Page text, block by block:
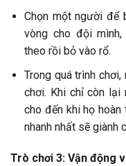
Chọn một người để
vòng cho đội
theo rồi bỏ vào rổ.
Trong quá trình
chơi. Khi chỉ còn
cho đến khi họ hoàn
nhanh nhất sẽ giành
Trò chơi 3: Vận động